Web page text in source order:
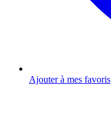
Ajouter à mes favoris